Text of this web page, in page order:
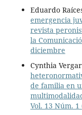
Eduardo
emergencia
revista
la
diciembre
Cynthia
de familia en
Vol. 13 Núm.